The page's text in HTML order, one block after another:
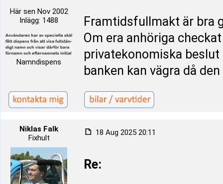
Här sen Nov 2002
Inlägg: 1488
Namndispens
Framtidsfullmakt är bra
Om era anhöriga
privatekonomiska
banken kan vägra då
Niklas Falk
Fixhult
18 Aug 2025 20:11
Re: